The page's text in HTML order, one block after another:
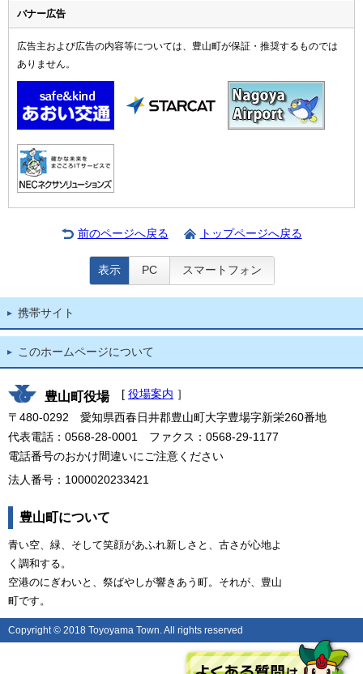
バナー広告
広告主および広告の内容等については、豊山町が保証・推奨するものでは
ありません。
前のページへ戻る トップページへ戻る
表示 PC スマートフォン
携帯サイト
このホームページについて
豊山町役場 [ 役場案内 ］
〒480-0292 愛知県西春日井郡豊山町大字豊場字新栄260番地
代表電話：0568-28-0001 ファクス：0568-29-1177
電話番号のおかけ間違いにご注意ください
法人番号：1000020233421
豊山町について
青い空、緑、そして笑顔があふれ新しさと、古さが心地よ
く調和する。
空港のにぎわいと、祭ばやしが響きあう町。それが、豊山
町です。
Copyright © 2018 Toyoyama Town. All rights reserved